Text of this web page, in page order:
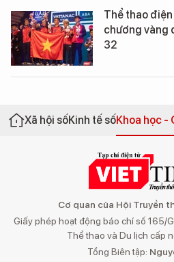
Thể thao
chương vàng
32
Xã hội sốKinh tế sốKhoa học -
Cơ quan của Hội Truyền
Giấy phép hoạt động báo chí số 165/
Thể thao và Du lịch cấp
Tổng Biên tập: